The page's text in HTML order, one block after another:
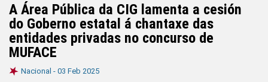
A Área Pública da CIG lamenta a cesión
do Goberno estatal á chantaxe das
entidades privadas no concurso de
MUFACE
Nacional - 03 Feb 2025